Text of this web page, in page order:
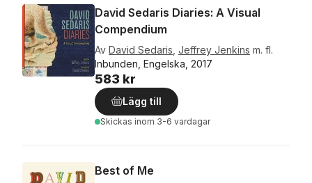
David Sedaris Diaries: A Visual
Compendium
Av David Sedaris, Jeffrey Jenkins m. fl.
Inbunden, Engelska, 2017
583 kr
Lägg till
Skickas inom 3-6 vardagar
Best of Me